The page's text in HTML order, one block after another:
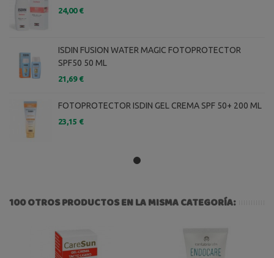
24,00 €
ISDIN FUSION WATER MAGIC FOTOPROTECTOR
SPF50 50 ML
21,69 €
FOTOPROTECTOR ISDIN GEL CREMA SPF 50+ 200 ML
23,15 €
100 OTROS PRODUCTOS EN LA MISMA CATEGORÍA: